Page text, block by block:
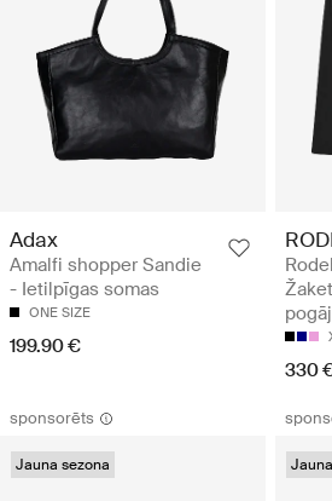
Adax
Amalfi shopper Sandie
- Ietilpīgas somas
ONE SIZE
199.90 €
330
sponsorēts
Jauna sezona